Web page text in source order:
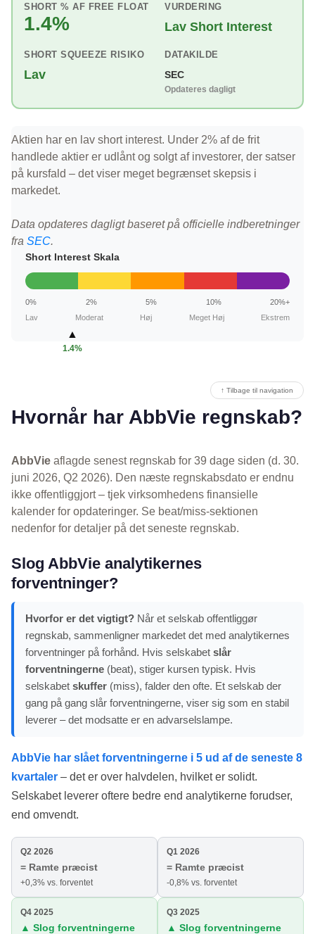
SHORT % AF FREE FLOAT
1.4%
VURDERING
Lav Short Interest
SHORT SQUEEZE RISIKO
Lav
DATAKILDE
SEC
Opdateres dagligt
Aktien har en lav short interest. Under 2% af de frit
handlede aktier er udlånt og solgt af investorer, der satser
på kursfald – det viser meget begrænset skepsis i
markedet.
Data opdateres dagligt baseret på officielle indberetninger
fra SEC.
Short Interest Skala
0% 2% 5% 10%
20%+
Lav
Moderat Høj Meget Høj Ekstrem
▲
1.4%
↑ Tilbage til navigation
Hvornår har AbbVie regnskab?
AbbVie aflagde senest regnskab for 39 dage siden (d. 30.
juni 2026, Q2 2026). Den næste regnskabsdato er endnu
ikke offentliggjort – tjek virksomhedens finansielle
kalender for opdateringer. Se beat/miss-sektionen
nedenfor for detaljer på det seneste regnskab.
Slog AbbVie analytikernes
forventninger?
Hvorfor er det vigtigt? Når et selskab offentliggør
regnskab, sammenligner markedet det med analytikernes
forventninger på forhånd. Hvis selskabet slår
forventningerne (beat), stiger kursen typisk. Hvis
selskabet skuffer (miss), falder den ofte. Et selskab der
gang på gang slår forventningerne, viser sig som en stabil
leverer – det modsatte er en advarselslampe.
AbbVie har slået forventningerne i 5 ud af de seneste 8
kvartaler – det er over halvdelen, hvilket er solidt.
Selskabet leverer oftere bedre end analytikerne forudser,
end omvendt.
Q2 2026
= Ramte præcist
+0,3% vs. forventet
Q1 2026
= Ramte præcist
-0,8% vs. forventet
Q4 2025
▲ Slog forventningerne
Q3 2025
▲ Slog forventningerne